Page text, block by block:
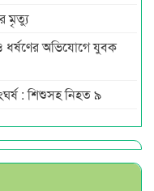
মৃত্যু
অভিযোগে যুবক
: শিশুসহ নিহত ৯